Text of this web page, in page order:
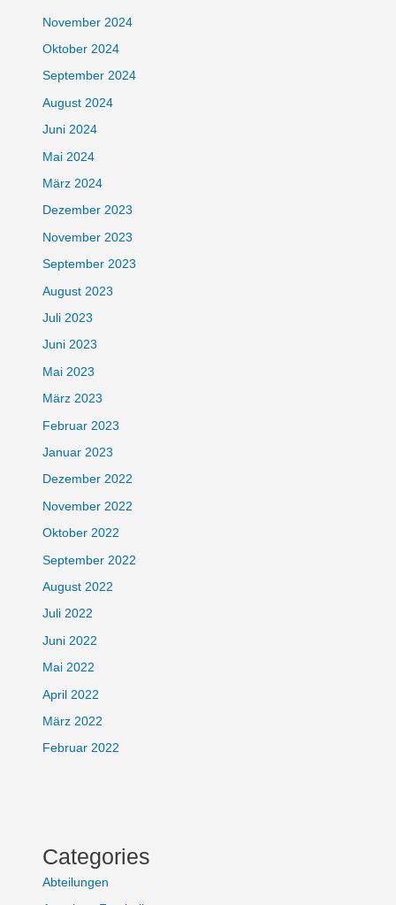
November 2024
Oktober 2024
September 2024
August 2024
Juni 2024
Mai 2024
März 2024
Dezember 2023
November 2023
September 2023
August 2023
Juli 2023
Juni 2023
Mai 2023
März 2023
Februar 2023
Januar 2023
Dezember 2022
November 2022
Oktober 2022
September 2022
August 2022
Juli 2022
Juni 2022
Mai 2022
April 2022
März 2022
Februar 2022
Categories
Abteilungen